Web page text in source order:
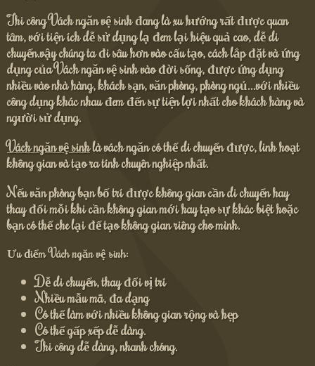
Thi côngVách ngăn vệ sinhđang là xu hướng rất được quan
tâm, với tiện ích dễ sử dụng lạ đem lại hiệu quả cao, dễ di
chuyển.vậy chúng ta đi sâu hơn vào cấu tạo, cách lắp đặt và ứng
dụng của Vách ngăn vệ sinh vào đời sống, được ứng dụng
nhiều vào nhà hàng, khách sạn, văn phòng, phòng ngủ...với nhiều
công dụng khác nhau đem đến sự tiện lợi nhất cho khách hàng và
người sử dụng.
Vách ngăn vệ sinhlà vách ngăn có thể di chuyển được, linh hoạt
không gian và tạo ra tính chuyên nghiệp nhất.
Nếu văn phòng bạn bố trí được không gian cần di chuyển hay
thay đổi mỗi khi cần không gian mới hay tạo sự khác biệt hoặc
bạn có thể che lại để tạo không gian riêng cho mình.
Ưu điểm Vách ngăn vệ sinh:
Dễ di chuyển, thay đổi vị trí
Nhiều mẫu mã, đa dạng
Có thể làm với nhiều không gian rộng và hẹp
Có thể gấp xếp dễ dàng.
Thi công dễ dàng, nhanh chóng.